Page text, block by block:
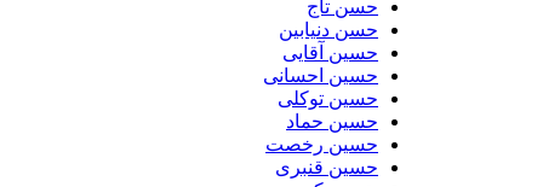
حسن تاج
حسن دنیابین
حسین آقایی
حسین احسانی
حسین توکلی
حسین حماد
حسین رخصت
حسین قنبری